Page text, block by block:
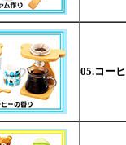
05.コー